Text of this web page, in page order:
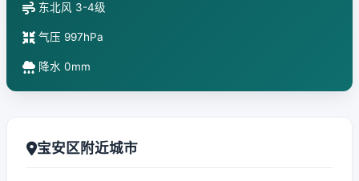
东北风 3-4级
气压 997hPa
降水 0mm
宝安区附近城市